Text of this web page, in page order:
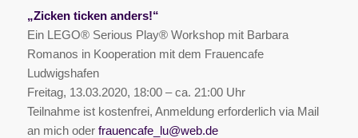
„Zicken ticken anders!“
Ein LEGO® Serious Play® Workshop mit Barbara
Romanos in Kooperation mit dem Frauencafe
Ludwigshafen
Freitag, 13.03.2020, 18:00 – ca. 21:00 Uhr
Teilnahme ist kostenfrei, Anmeldung erforderlich via Mail
an mich oder frauencafe_lu@web.de